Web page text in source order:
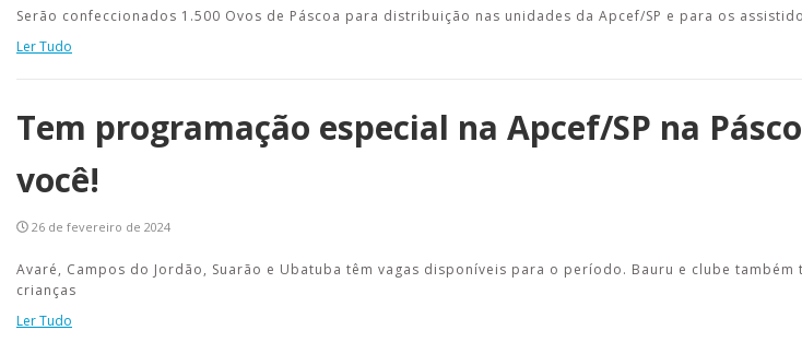
Serão confeccionados 1.500 Ovos de Páscoa para distribuição nas unidades da Apcef/SP e para os
Ler Tudo
Tem programação especial na Apcef/SP na
você!
26 de fevereiro de 2024
Avaré, Campos do Jordão, Suarão e Ubatuba têm vagas disponíveis para o período. Bauru e clube
crianças
Ler Tudo